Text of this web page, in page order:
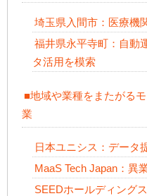
埼玉県入間市：医療機
福井県永平寺町：自動
タ活用を模索
■地域や業種をまたがる
業
日本ユニシス：データ
MaaS Tech Japan：異
SEEDホールディング